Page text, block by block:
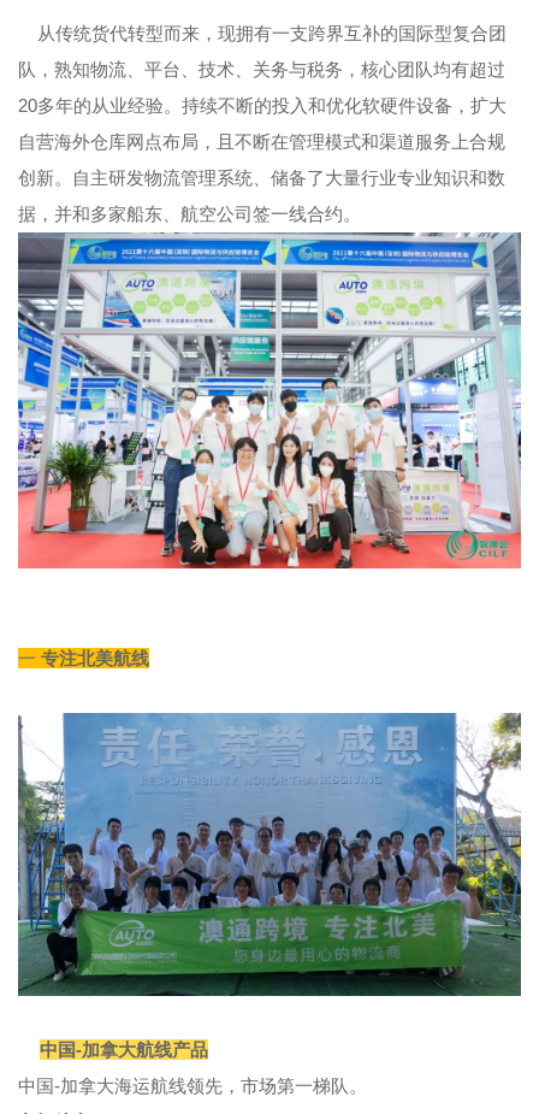
从传统货代转型而来，现拥有一支跨界互补的国际型复合团
队，熟知物流、平台、技术、关务与税务，核心团队均有超过
20多年的从业经验。持续不断的投入和优化软硬件设备，扩大
自营海外仓库网点布局，且不断在管理模式和渠道服务上合规
创新。自主研发物流管理系统、储备了大量行业专业知识和数
据，并和多家船东、航空公司签一线合约。
一 专注北美航线
中国-加拿大航线产品
中国-加拿大海运航线领先，市场第一梯队。